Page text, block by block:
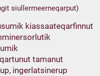
siullermeerneqarput)
kiassaateqarfinnut
tamanut
ingerlatsinerup